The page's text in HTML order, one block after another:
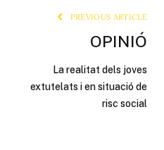
PREVIOUS ARTICLE
OPINIÓ
La realitat dels joves
extutelats i en situació de
risc social